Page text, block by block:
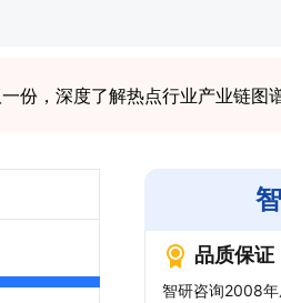
份，深度了解热点行业产业链图谱
品质保证
智研咨询2008